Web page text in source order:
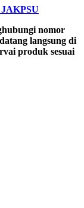
nomor
langsung di
produk sesuai